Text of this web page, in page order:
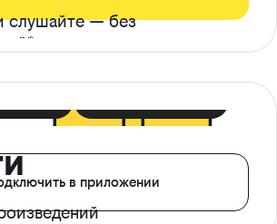
слушайте — без
в приложении